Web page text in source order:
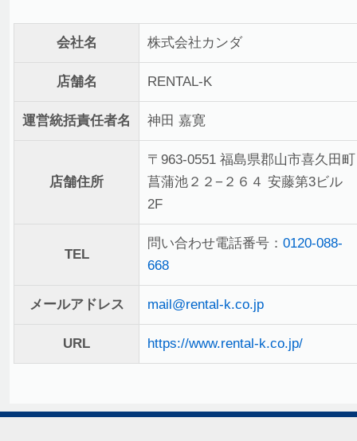
会社名 株式会社カンダ
店舗名 RENTAL-K
運営統括責任者名 神田 嘉寛
店舗住所
〒963-0551 福島県郡山市喜久田町
菖蒲池２２−２６４ 安藤第3ビル
2F
TEL
問い合わせ電話番号： 0120-088-
668
メールアドレス mail@rental-k.co.jp
URL https://www.rental-k.co.jp/